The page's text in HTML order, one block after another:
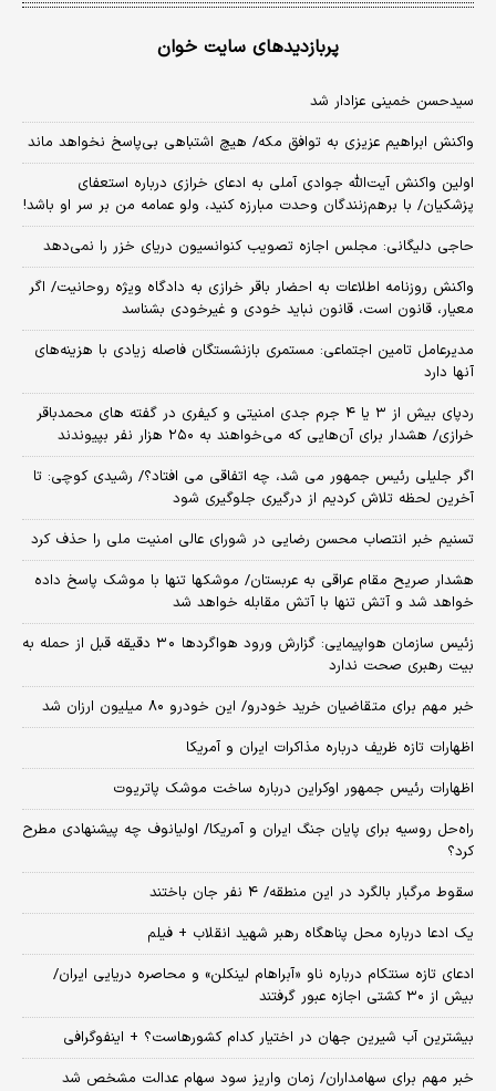
پربازدیدهای سایت خوان
سیدحسن خمینی عزادار شد
واکنش ابراهیم عزیزی به توافق مکه/ هیچ اشتباهی بی‌پاسخ نخواهد ماند
اولین واکنش آیت‌الله جوادی آملی به ادعای خرازی درباره استعفای
پزشکیان/ با برهم‌زنندگان وحدت مبارزه کنید، ولو عمامه من بر سر او باشد!
حاجی دلیگانی: مجلس اجازه تصویب کنوانسیون دریای خزر را نمی‌دهد
واکنش روزنامه اطلاعات به احضار باقر خرازی به دادگاه ویژه روحانیت/ اگر
معیار، قانون است، قانون نباید خودی و غیرخودی بشناسد
مدیرعامل تامین اجتماعی: مستمری بازنشستگان فاصله زیادی با هزینه‌های
آنها دارد
ردپای بیش از ۳ یا ۴ جرم جدی امنیتی و کیفری در گفته های محمدباقر
خرازی/ هشدار برای آن‌هایی که می‌خواهند به ۲۵۰ هزار نفر بپیوندند
اگر جلیلی رئیس جمهور می شد، چه اتفاقی می افتاد؟/ رشیدی کوچی: تا
آخرین لحظه تلاش کردیم از درگیری جلوگیری شود
تسنیم خبر انتصاب محسن رضایی در شورای عالی امنیت ملی را حذف کرد
هشدار صریح مقام عراقی به عربستان/ موشکها تنها با موشک پاسخ داده
خواهد شد و آتش تنها با آتش مقابله خواهد شد
زئیس سازمان هواپیمایی: گزارش ورود هواگردها ٣٠ دقیقه قبل از حمله به
بیت رهبری صحت ندارد
خبر مهم برای متقاضیان خرید خودرو/ این خودرو ۸۰ میلیون ارزان شد
اظهارات تازه ظریف درباره مذاکرات ایران و آمریکا
اظهارات رئیس جمهور اوکراین درباره ساخت موشک پاتریوت
راه‌حل روسیه برای پایان جنگ ایران و آمریکا/ اولیانوف چه پیشنهادی مطرح
کرد؟
سقوط مرگبار بالگرد در این منطقه/ ۴ نفر جان باختند
یک ادعا درباره محل پناهگاه‌ رهبر شهید انقلاب + فیلم
ادعای تازه سنتکام درباره ناو «آبراهام لینکلن» و محاصره دریایی ایران/
بیش از ۳۰ کشتی اجازه عبور گرفتند
بیشترین آب شیرین جهان در اختیار کدام کشورهاست؟ + اینفوگرافی
خبر مهم برای سهامداران/ زمان واریز سود سهام عدالت مشخص شد